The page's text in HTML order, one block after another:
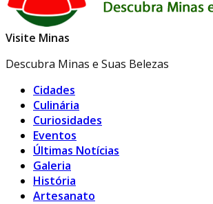
Visite Minas
Descubra Minas e Suas Belezas
Cidades
Culinária
Curiosidades
Eventos
Últimas Notícias
Galeria
História
Artesanato